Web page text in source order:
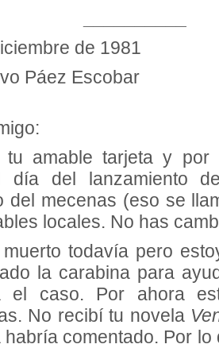
de 1981
Páez Escobar
tu amable tarjeta y
día del lanzamiento
del mece­nas (eso se
locales. No has
todavía pero
la carabina para
el caso. Por ahora
No recibí tu novela
habría comentado. Por